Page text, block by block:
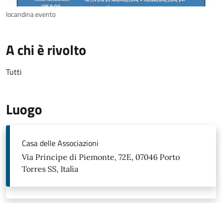
locandina evento
A chi è rivolto
Tutti
Luogo
Casa delle Associazioni
Via Principe di Piemonte, 72E, 07046 Porto
Torres SS, Italia